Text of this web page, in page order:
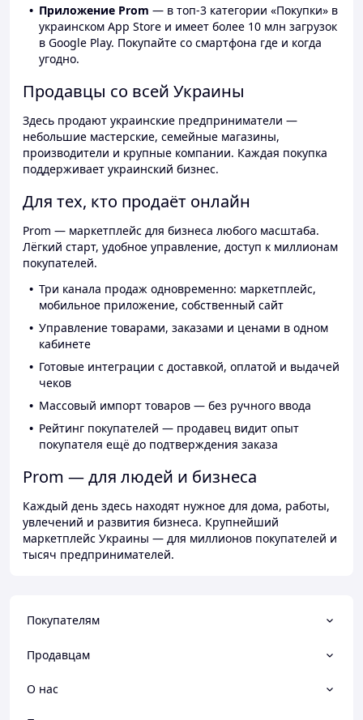
Приложение Prom — в топ-3 категории «Покупки» в
украинском App Store и имеет более 10 млн загрузок
в Google Play. Покупайте со смартфона где и когда
угодно.
Продавцы со всей Украины
Здесь продают украинские предприниматели —
небольшие мастерские, семейные магазины,
производители и крупные компании. Каждая покупка
поддерживает украинский бизнес.
Для тех, кто продаёт онлайн
Prom — маркетплейс для бизнеса любого масштаба.
Лёгкий старт, удобное управление, доступ к миллионам
покупателей.
Три канала продаж одновременно: маркетплейс,
мобильное приложение, собственный сайт
Управление товарами, заказами и ценами в одном
кабинете
Готовые интеграции с доставкой, оплатой и выдачей
чеков
Массовый импорт товаров — без ручного ввода
Рейтинг покупателей — продавец видит опыт
покупателя ещё до подтверждения заказа
Prom — для людей и бизнеса
Каждый день здесь находят нужное для дома, работы,
увлечений и развития бизнеса. Крупнейший
маркетплейс Украины — для миллионов покупателей и
тысяч предпринимателей.
Покупателям
Продавцам
О нас